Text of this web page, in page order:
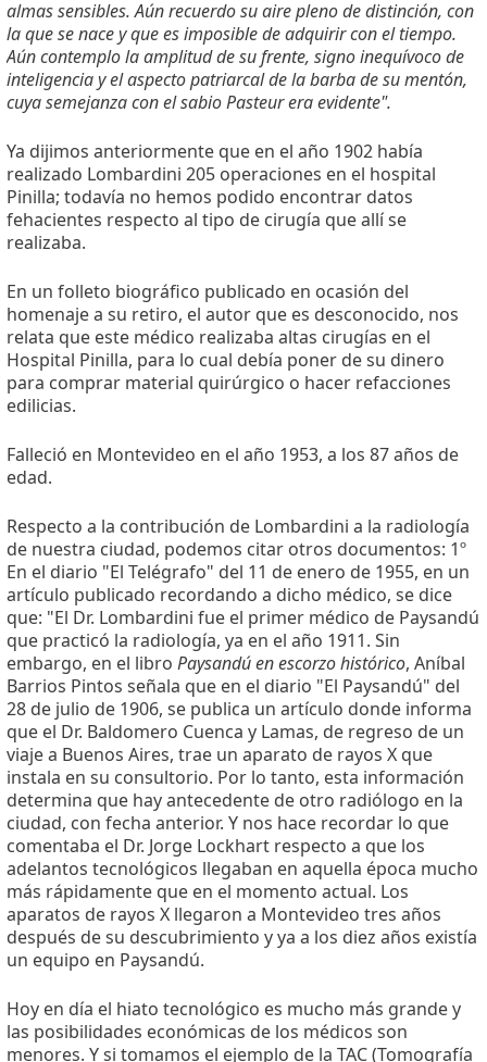
almas sensibles. Aún recuerdo su aire pleno de distinción, con
la que se nace y que es imposible de adquirir con el tiempo.
Aún contemplo la amplitud de su frente, signo inequívoco de
inteligencia y el aspecto patriarcal de la barba de su mentón,
cuya semejanza con el sabio Pasteur era evidente".
Ya dijimos anteriormente que en el año 1902 había
realizado Lombardini 205 operaciones en el hospital
Pinilla; todavía no hemos podido encontrar datos
fehacientes respecto al tipo de cirugía que allí se
realizaba.
En un folleto biográfico publicado en ocasión del
homenaje a su retiro, el autor que es desconocido, nos
relata que este médico realizaba altas cirugías en el
Hospital Pinilla, para lo cual debía poner de su dinero
para comprar material quirúrgico o hacer refacciones
edilicias.
Falleció en Montevideo en el año 1953, a los 87 años de
edad.
Respecto a la contribución de Lombardini a la radiología
de nuestra ciudad, podemos citar otros documentos: 1º
En el diario "El Telégrafo" del 11 de enero de 1955, en un
artículo publicado recordando a dicho médico, se dice
que: "El Dr. Lombardini fue el primer médico de Paysandú
que practicó la radiología, ya en el año 1911. Sin
embargo, en el libro Paysandú en escorzo histórico, Aníbal
Barrios Pintos señala que en el diario "El Paysandú" del
28 de julio de 1906, se publica un artículo donde informa
que el Dr. Baldomero Cuenca y Lamas, de regreso de un
viaje a Buenos Aires, trae un aparato de rayos X que
instala en su consultorio. Por lo tanto, esta información
determina que hay antecedente de otro radiólogo en la
ciudad, con fecha anterior. Y nos hace recordar lo que
comentaba el Dr. Jorge Lockhart respecto a que los
adelantos tecnológicos llegaban en aquella época mucho
más rápidamente que en el momento actual. Los
aparatos de rayos X llegaron a Montevideo tres años
después de su descubrimiento y ya a los diez años existía
un equipo en Paysandú.
Hoy en día el hiato tecnológico es mucho más grande y
las posibilidades económicas de los médicos son
menores. Y si tomamos el ejemplo de la TAC (Tomografía